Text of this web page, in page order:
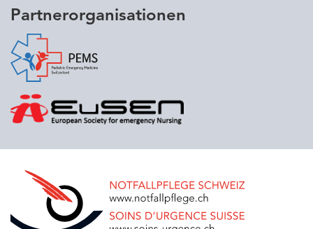
Partnerorganisationen